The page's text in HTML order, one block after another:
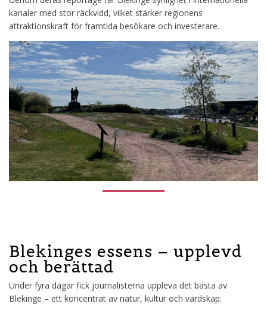
kanaler med stor räckvidd, vilket stärker regionens
attraktionskraft för framtida besökare och investerare.
Blekinges essens – upplevd
och berättad
Under fyra dagar fick journalisterna uppleva det bästa av
Blekinge – ett koncentrat av natur, kultur och värdskap: